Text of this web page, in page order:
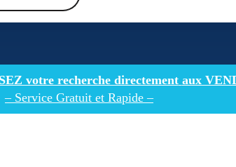
votre recherche directement aux
– Service Gratuit et Rapide –